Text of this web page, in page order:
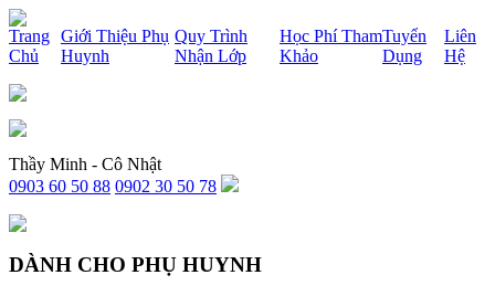
x
Trang
Chủ
Giới Thiệu Phụ
Huynh
Quy Trình
Nhận Lớp
Học Phí Tham
Khảo
Tuyển
Dụng
Liên
Hệ
Thầy Minh - Cô Nhật
0903 60 50 88 0902 30 50 78
DÀNH CHO PHỤ HUYNH